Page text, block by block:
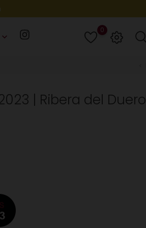
keyboard_arrow_down Lista
de
0
| Ribera del Duero